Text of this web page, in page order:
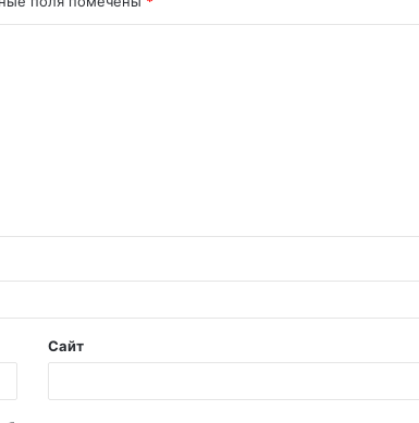
Сайт